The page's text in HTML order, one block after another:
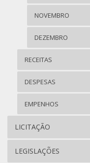
NOVEMBRO
DEZEMBRO
RECEITAS
DESPESAS
EMPENHOS
LICITAÇÃO
LEGISLAÇÕES